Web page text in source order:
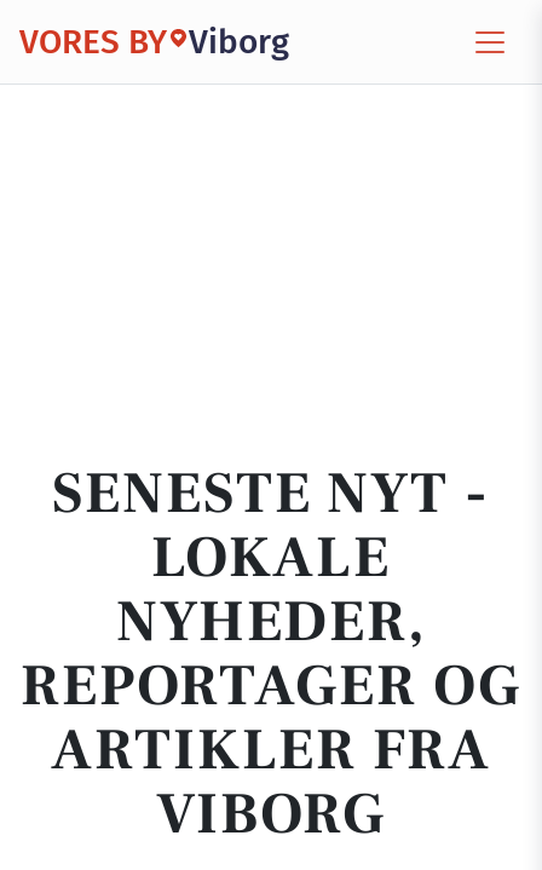
VORES BY Viborg
SENESTE NYT -
LOKALE
NYHEDER,
REPORTAGER OG
ARTIKLER FRA
VIBORG